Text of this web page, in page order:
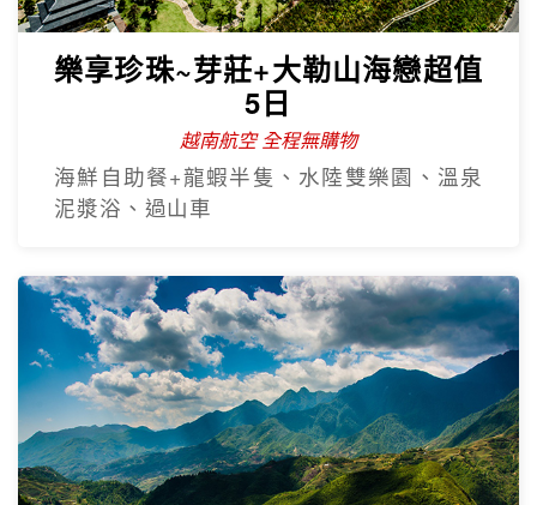
樂享珍珠~芽莊+大勒山海戀超值
5日
越南航空 全程無購物
海鮮自助餐+龍蝦半隻、水陸雙樂園、溫泉
泥漿浴、過山車